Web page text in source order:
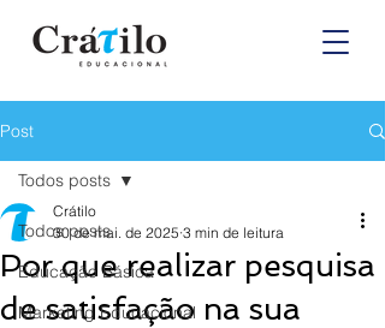
Post
Todos posts
Educação Básica
Marketing Educacional
Todos posts
Por que realizar pesquisa
de satisfação na sua
Crátilo
30 de mai. de 2025 3 min de leitura